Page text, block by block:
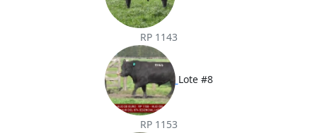
RP 1143
Lote #8
RP 1153